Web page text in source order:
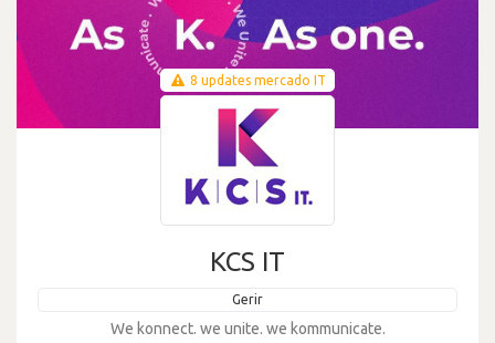
8 updates mercado IT
KCS IT
Gerir
We konnect. we unite. we kommunicate.